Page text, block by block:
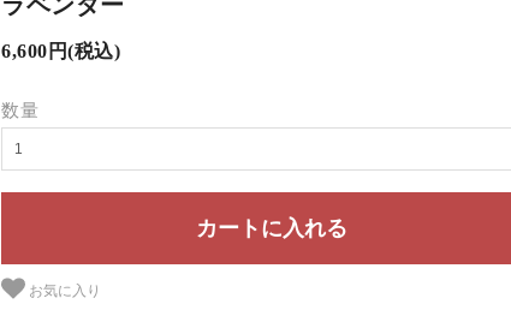
6,600円(税込)
数量
お気に入り